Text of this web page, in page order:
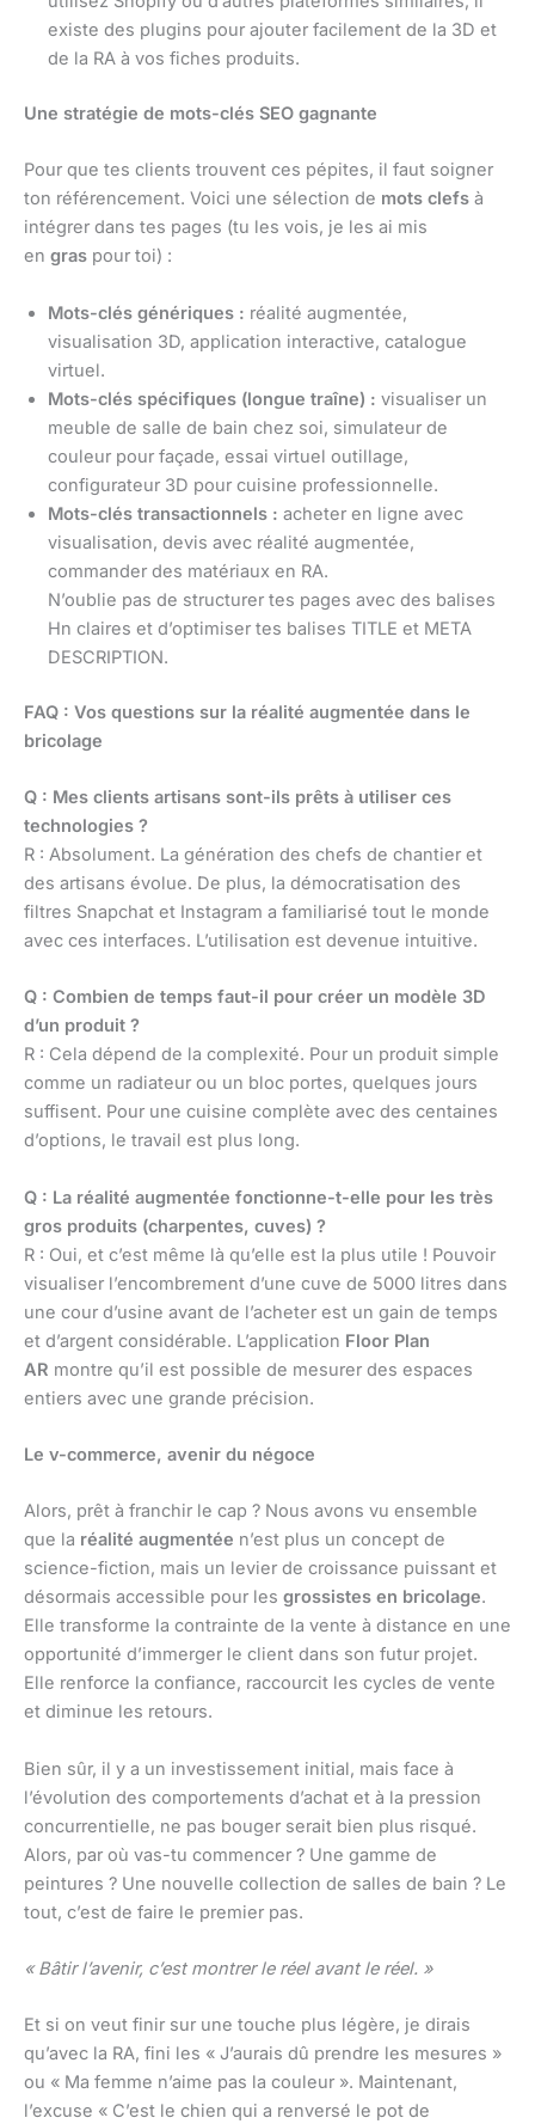
existe des plugins pour ajouter facilement de la 3D et
de la RA à vos fiches produits.
Une stratégie de mots-clés SEO gagnante
Pour que tes clients trouvent ces pépites, il faut soigner
ton référencement. Voici une sélection de mots clefs à
intégrer dans tes pages (tu les vois, je les ai mis
en gras pour toi) :
Mots-clés génériques : réalité augmentée,
visualisation 3D, application interactive, catalogue
virtuel.
Mots-clés spécifiques (longue traîne) : visualiser un
meuble de salle de bain chez soi, simulateur de
couleur pour façade, essai virtuel outillage,
configurateur 3D pour cuisine professionnelle.
Mots-clés transactionnels : acheter en ligne avec
visualisation, devis avec réalité augmentée,
commander des matériaux en RA.
N’oublie pas de structurer tes pages avec des balises
Hn claires et d’optimiser tes balises TITLE et META
DESCRIPTION.
FAQ : Vos questions sur la réalité augmentée dans le
bricolage
Q : Mes clients artisans sont-ils prêts à utiliser ces
technologies ?
R : Absolument. La génération des chefs de chantier et
des artisans évolue. De plus, la démocratisation des
filtres Snapchat et Instagram a familiarisé tout le monde
avec ces interfaces. L’utilisation est devenue intuitive.
Q : Combien de temps faut-il pour créer un modèle 3D
d’un produit ?
R : Cela dépend de la complexité. Pour un produit simple
comme un radiateur ou un bloc portes, quelques jours
suffisent. Pour une cuisine complète avec des centaines
d’options, le travail est plus long.
Q : La réalité augmentée fonctionne-t-elle pour les très
gros produits (charpentes, cuves) ?
R : Oui, et c’est même là qu’elle est la plus utile ! Pouvoir
visualiser l’encombrement d’une cuve de 5000 litres dans
une cour d’usine avant de l’acheter est un gain de temps
et d’argent considérable. L’application Floor Plan
AR montre qu’il est possible de mesurer des espaces
entiers avec une grande précision.
Le v-commerce, avenir du négoce
Alors, prêt à franchir le cap ? Nous avons vu ensemble
que la réalité augmentée n’est plus un concept de
science-fiction, mais un levier de croissance puissant et
désormais accessible pour les grossistes en bricolage.
Elle transforme la contrainte de la vente à distance en une
opportunité d’immerger le client dans son futur projet.
Elle renforce la confiance, raccourcit les cycles de vente
et diminue les retours.
Bien sûr, il y a un investissement initial, mais face à
l’évolution des comportements d’achat et à la pression
concurrentielle, ne pas bouger serait bien plus risqué.
Alors, par où vas-tu commencer ? Une gamme de
peintures ? Une nouvelle collection de salles de bain ? Le
tout, c’est de faire le premier pas.
« Bâtir l’avenir, c’est montrer le réel avant le réel. »
Et si on veut finir sur une touche plus légère, je dirais
qu’avec la RA, fini les « J’aurais dû prendre les mesures »
ou « Ma femme n’aime pas la couleur ». Maintenant,
l’excuse « C’est le chien qui a renversé le pot de